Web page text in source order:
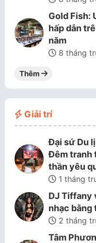
Gold Fish:
hấp dẫn
năm
8 tháng
Thêm
Giải trí
Đại sứ Du
Đêm tranh
thần yêu
1 tháng
DJ Tiffany
nhạc bằng
2 tháng
Tâm